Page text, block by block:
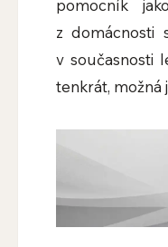
pomocník
z domácnosti
v současnosti
tenkrát, možná